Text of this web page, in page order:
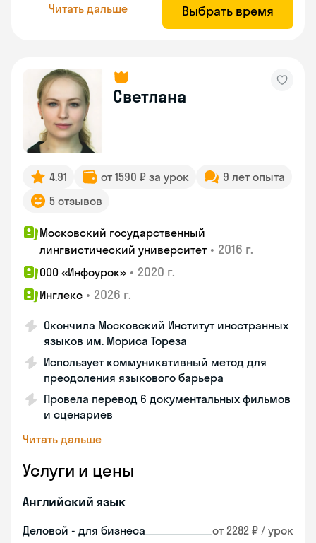
Читать дальше Выбрать время
Светлана
4.91 от 1590 ₽ за урок
9 лет опыта
5 отзывов
Московский государственный
лингвистический университет • 2016 г.
ООО «Инфоурок» • 2020 г.
Инглекс • 2026 г.
Окончила Московский Институт иностранных
языков им. Мориса Тореза
Использует коммуникативный метод для
преодоления языкового барьера
Провела перевод 6 документальных фильмов
и сценариев
Читать дальше
Услуги и цены
Английский язык
Деловой - для бизнеса от 2282 ₽ / урок